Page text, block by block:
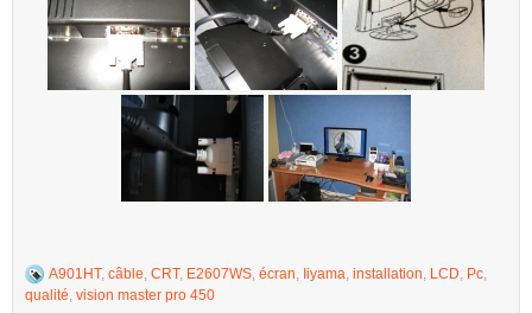
A901HT, câble, CRT, E2607WS, écran, Iiyama, installation, LCD, Pc,
qualité, vision master pro 450